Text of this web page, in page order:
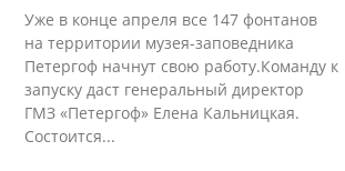
Уже в конце апреля все 147 фонтанов
на территории музея-заповедника
Петергоф начнут свою работу.Команду к
запуску даст генеральный директор
ГМЗ «Петергоф» Елена Кальницкая.
Состоится...